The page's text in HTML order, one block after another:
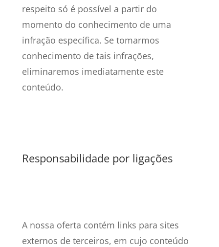
respeito só é possível a partir do
momento do conhecimento de uma
infração específica. Se tomarmos
conhecimento de tais infrações,
eliminaremos imediatamente este
conteúdo.
Responsabilidade por ligações
A nossa oferta contém links para sites
externos de terceiros, em cujo conteúdo